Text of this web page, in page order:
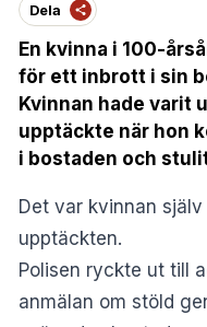
Dela
En kvinna i 100-
för ett inbrott i sin
Kvinnan hade varit
upptäckte när hon
i bostaden och
Det var kvinnan
upptäckten.
Polisen ryckte ut till
anmälan om stöld